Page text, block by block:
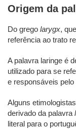
Origem da
Do grego larygx,
referência ao trato
A palavra laringe é
utilizado para se
e responsáveis
Alguns
derivado da palavra
literal para o